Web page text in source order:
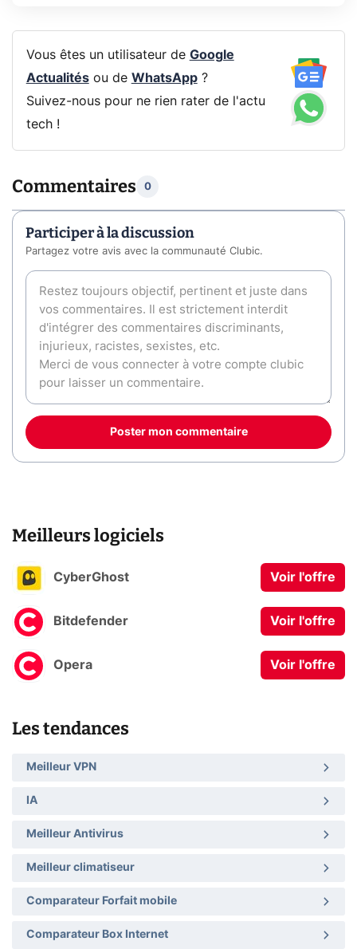
Vous êtes un utilisateur de Google
Actualitésou de WhatsApp?
Suivez-nous pour ne rien rater de l'actu
tech !
Commentaires 0
Participer à la discussion
Partagez votre avis avec la communauté Clubic.
Poster mon commentaire
Meilleurs logiciels
CyberGhost Voir l'offre
Bitdefender Voir l'offre
Opera Voir l'offre
Les tendances
Meilleur VPN
IA
Meilleur Antivirus
Meilleur climatiseur
Comparateur Forfait mobile
Comparateur Box Internet